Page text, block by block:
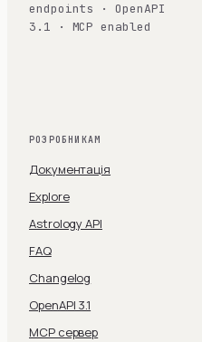
endpoints · OpenAPI
3.1 · MCP enabled
РОЗРОБНИКАМ
Документація
Explore
Astrology API
FAQ
Changelog
OpenAPI 3.1
MCP сервер